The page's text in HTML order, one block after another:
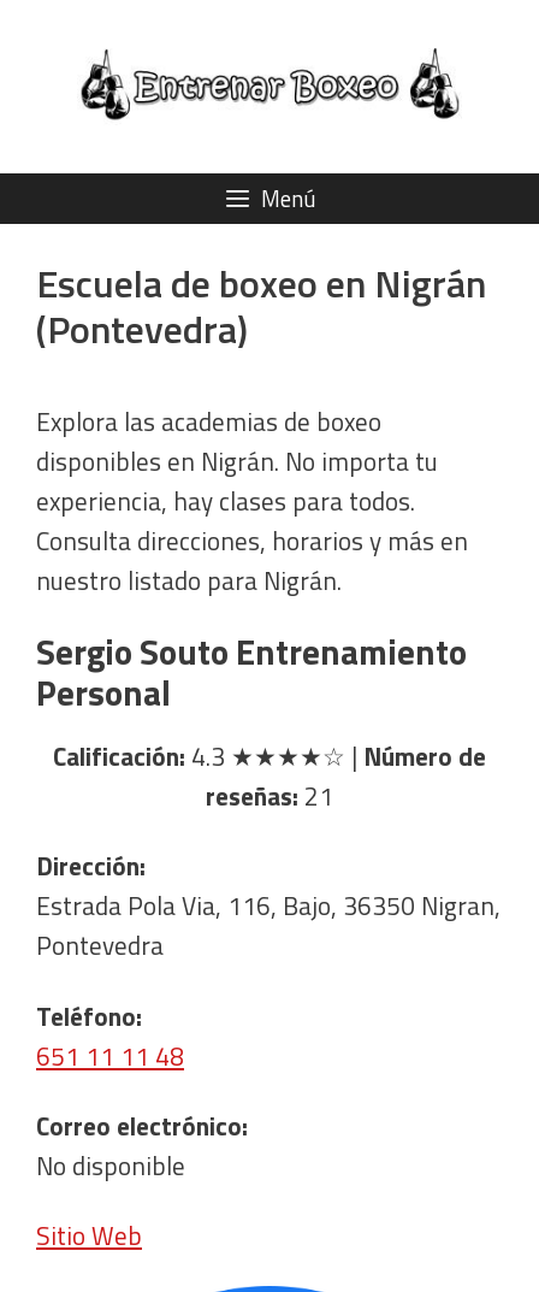
contenido
Menú
Escuela de boxeo en Nigrán
(Pontevedra)
Explora las academias de boxeo
disponibles en Nigrán. No importa tu
experiencia, hay clases para todos.
Consulta direcciones, horarios y más en
nuestro listado para Nigrán.
Sergio Souto Entrenamiento
Personal
Calificación: 4.3 ★★★★☆ | Número de
reseñas: 21
Dirección:
Estrada Pola Via, 116, Bajo, 36350 Nigran,
Pontevedra
Teléfono:
651 11 11 48
Correo electrónico:
No disponible
Sitio Web